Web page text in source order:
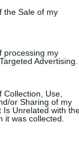
the Sale of my
processing my
Advertising.
Use,
or Sharing of my
Is Unrelated with
it was collected.
a
a fontos hírekről!